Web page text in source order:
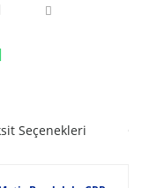
Seçenekleri